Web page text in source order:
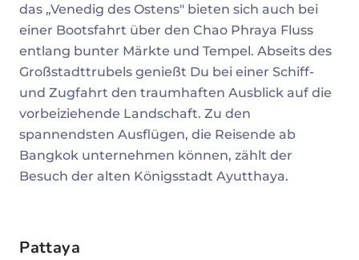
das „Venedig des Ostens" bieten sich auch bei
einer Bootsfahrt über den Chao Phraya Fluss
entlang bunter Märkte und Tempel. Abseits des
Großstadttrubels genießt Du bei einer Schiff-
und Zugfahrt den traumhaften Ausblick auf die
vorbeiziehende Landschaft. Zu den
spannendsten Ausflügen, die Reisende ab
Bangkok unternehmen können, zählt der
Besuch der alten Königsstadt Ayutthaya.
Pattaya